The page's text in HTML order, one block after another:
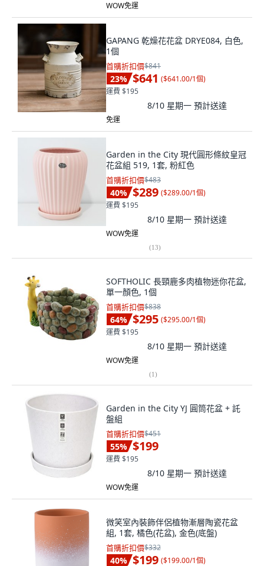
WOW免運
GAPANG 乾燥花花盆 DRYE084, 白色,
1個
首購折扣價$841
23% $641 ($641.00/1個)
運費 $195
8/10 星期一 預計送達
免運
Garden in the City 現代圓形條紋皇冠
花盆組 519, 1套, 粉紅色
首購折扣價$483
40% $289 ($289.00/1個)
運費 $195
8/10 星期一 預計送達
WOW免運
(13)
SOFTHOLIC 長頸鹿多肉植物迷你花盆,
單一顏色, 1個
首購折扣價$838
64% $295 ($295.00/1個)
運費 $195
8/10 星期一 預計送達
WOW免運
(1)
Garden in the City YJ 圓筒花盆 + 託
盤組
首購折扣價$451
55% $199
運費 $195
8/10 星期一 預計送達
WOW免運
微笑室內裝飾伴侶植物漸層陶瓷花盆
組, 1套, 橘色(花盆), 金色(底盤)
首購折扣價$332
40% $199 ($199.00/1個)